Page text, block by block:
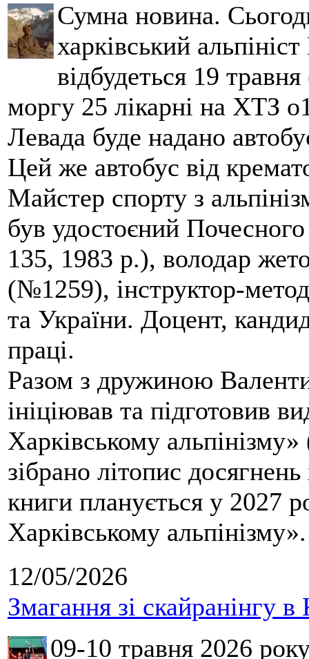
Сумна новина.
харківський
відбудеться 19
моргу 25 лікарні на ХТЗ
Левада буде надано
Цей же автобус від
Майстер спорту з
був удостоєний
135, 1983 р.), володар
(№1259), інструктор-
та України. Доцент,
праці.
Разом з дружиною
ініціював та підготовив
Харківському
зібрано літопис
книги планується у 2027
Харківському альпінізму».
12/05/2026
Змагання зі скайранінгу в
09-10 травня 2026